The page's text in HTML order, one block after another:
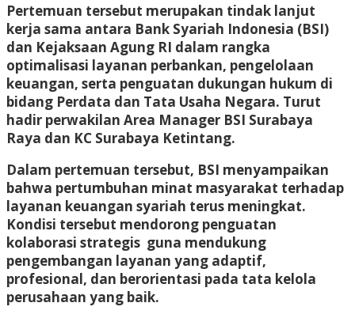
Pertemuan tersebut merupakan tindak lanjut
kerja sama antara Bank Syariah Indonesia (BSI)
dan Kejaksaan Agung RI dalam rangka
optimalisasi layanan perbankan, pengelolaan
keuangan, serta penguatan dukungan hukum di
bidang Perdata dan Tata Usaha Negara. Turut
hadir perwakilan Area Manager BSI Surabaya
Raya dan KC Surabaya Ketintang.
Dalam pertemuan tersebut, BSI menyampaikan
bahwa pertumbuhan minat masyarakat terhadap
layanan keuangan syariah terus meningkat.
Kondisi tersebut mendorong penguatan
kolaborasi strategis guna mendukung
pengembangan layanan yang adaptif,
profesional, dan berorientasi pada tata kelola
perusahaan yang baik.